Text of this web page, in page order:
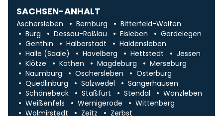
SACHSEN-ANHALT
Aschersleben Bernburg
Bitterfeld-Wolfen
Burg
Dessau-Roßlau Eisleben
Gardelegen
Genthin
Halberstadt
Haldensleben
Halle (Saale)
Havelberg Hettstedt
Jessen
Klötze
Köthen Magdeburg
Merseburg
Naumburg
Oschersleben
Osterburg
Quedlinburg
Salzwedel
Sangerhausen
Schönebeck
Staßfurt Stendal
Wanzleben
Weißenfels
Wernigerode
Wittenberg
Wolmirstedt
Zeitz Zerbst